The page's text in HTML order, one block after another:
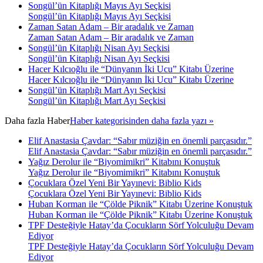
Songül’ün Kitaplığı Mayıs Ayı Seçkisi
Songül’ün Kitaplığı Mayıs Ayı Seçkisi
Zaman Satan Adam – Bir aradalık ve Zaman
Zaman Satan Adam – Bir aradalık ve Zaman
Songül’ün Kitaplığı Nisan Ayı Seçkisi
Songül’ün Kitaplığı Nisan Ayı Seçkisi
Hacer Kılcıoğlu ile “Dünyanın İki Ucu” Kitabı Üzerine
Hacer Kılcıoğlu ile “Dünyanın İki Ucu” Kitabı Üzerine
Songül’ün Kitaplığı Mart Ayı Seçkisi
Songül’ün Kitaplığı Mart Ayı Seçkisi
Daha fazla HaberHaber kategorisinden daha fazla yazı »
Elif Anastasia Çavdar: “Sabır müziğin en önemli parçasıdır.”
Elif Anastasia Çavdar: “Sabır müziğin en önemli parçasıdır.”
Yağız Derolur ile “Biyomimikri” Kitabını Konuştuk
Yağız Derolur ile “Biyomimikri” Kitabını Konuştuk
Çocuklara Özel Yeni Bir Yayınevi: Biblio Kids
Çocuklara Özel Yeni Bir Yayınevi: Biblio Kids
Huban Korman ile “Çölde Piknik” Kitabı Üzerine Konuştuk
Huban Korman ile “Çölde Piknik” Kitabı Üzerine Konuştuk
TPF Desteğiyle Hatay’da Çocukların Sörf Yolculuğu Devam
Ediyor
TPF Desteğiyle Hatay’da Çocukların Sörf Yolculuğu Devam
Ediyor